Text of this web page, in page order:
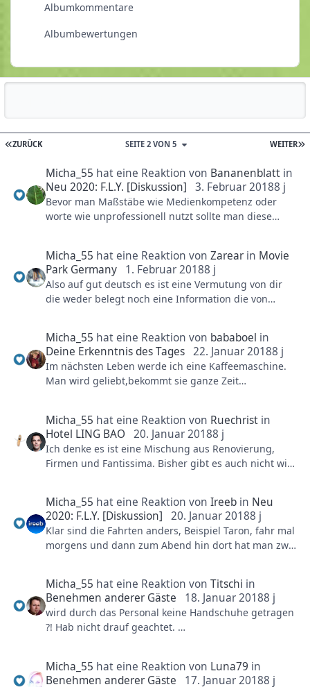
Albumkommentare
Albumbewertungen
ZURÜCK WEITER
SEITE 2 VON 5
Micha_55 hat eine Reaktion von Bananenblatt in
Neu 2020: F.L.Y. [Diskussion]
3. Februar 20188 j
Bevor man Maßstäbe wie Medienkompetenz oder
worte wie unprofessionell nutzt sollte man diese
Dort steht erster Flyingcoaster der Welt mit einem
Launchantrieb!!!!
Aber zurück zum Thema, denke 2018 ist schwer zu
halten.
Micha_55 hat eine Reaktion vonZarear in Movie
Park Germany
1. Februar 20188 j
Also auf gut deutsch es ist eine Vermutung von dir
die weder belegt noch eine Information die von
gesehen bzw den Rauch selber gelegt.
Lange Rade gar kein sinn!!!
Ich stimme Benni zu :
Micha_55 hat eine Reaktion von bababoel in
Deine Erkenntnis des Tages 22. Januar 20188 j
Im nächsten Leben werde ich eine Kaffeemaschine.
Man wird geliebt,bekommt sie ganze Zeit
Micha_55 hat eine Reaktion von Ruechrist in
Hotel LING BAO
20. Januar 20188 j
Ich denke es ist eine Mischung aus Renovierung,
Firmen und Fantissima. Bisher gibt es auch nicht wie
zu gehen bzw. gut gebucht zu sein, wenn man auf
dieses Mittel nicht zurückgreifen muss oder will.
Lageänderung:
Kommando zurück sehe gerade es gibt
85€ pro Nacht, 1 Erwachsener sowohl im Lingbao als
auch im Matamba
Trotzdem interessant das es nun fast das doppelte ist
wie in den letzten Jahren.
Das es immer wieder vereinzelt solche Angebote gibt
tendieren.
Micha_55 hat eine Reaktion vonIreeb in Neu
2020: F.L.Y. [Diskussion]
20. Januar 20188 j
Klar sind die Fahrten anders, Beispiel Taron, fahr mal
morgens und dann zum Abend hin dort hat man zwei
Ganz genau der Faktor Mensch bzw dessen Gefühl
kann während der Fahrt kann ein Computer nicht
simulieren. Und das ist ja nahezu das wichtigste.
Micha_55 hat eine Reaktion vonTitschi in
Benehmen anderer Gäste
18. Januar 20188 j
wird durch das Personal keine Handschuhe getragen
?! Hab nicht drauf geachtet.
Grund der Lageentwicklung. Besser so als wenn was
Micha_55 hat eine Reaktion von Luna79 in
Benehmen anderer Gäste
17. Januar 20188 j